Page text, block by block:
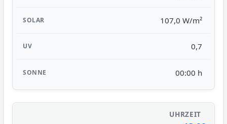
107,0 W/m²
0,7
00:00 h